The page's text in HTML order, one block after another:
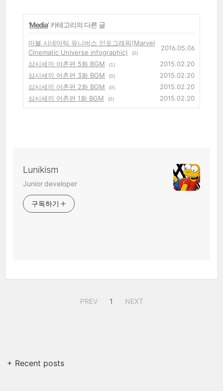
'Media' 카테고리의 다른 글
마블 시네마틱 유니버스 인포그래픽(Marvel
Cinematic Universe infographic)
(0)
2016.05.06
삼시세끼 어촌편 5화 BGM
(1)
2015.02.20
삼시세끼 어촌편 3화 BGM
(0)
2015.02.20
삼시세끼 어촌편 2화 BGM
(0)
2015.02.20
삼시세끼 어촌편 1화 BGM
(0) 2015.02.20
Lunikism
Junior developer
구독하기
PREV 1 NEXT
+ Recent posts